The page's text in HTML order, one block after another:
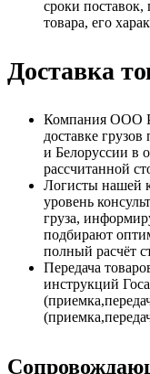
сроки поставок,
товара, его
Доставка
Компания ООО
доставке
и Белоруссии в
рассчитанной
Логисты нашей
уровень
груза,
подбирают
полный расчёт
Передача
инструкций